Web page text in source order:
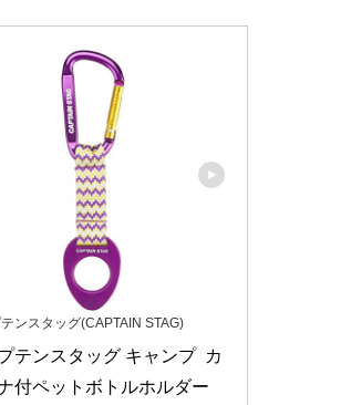
ンスタッグ(CAPTAIN STAG)
テンスタッグ キャンプ  カ
付ペットボトルホルダー